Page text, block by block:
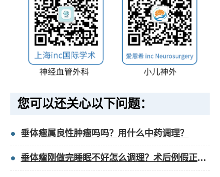
您可以还关心以下问题：
垂体瘤属良性肿瘤吗吗？用什么中药调理？
垂体瘤刚做完睡眠不好怎么调理？术后例假正常吗女性？